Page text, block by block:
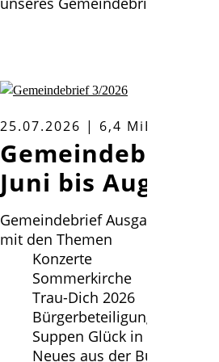
25.07.2026 | 6,4 MiB
Gemeindebrief
Juni bis August
Gemeindebrief Ausgabe 3 - Juni
mit den Themen
Konzerte
Sommerkirche
Trau-Dich 2026
Bürgerbeteiligung Petri
Suppen Glück in St. Marcus
Neues aus der Bücherei in